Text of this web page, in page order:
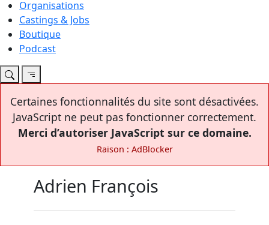
Organisations
Castings & Jobs
Boutique
Podcast
Certaines fonctionnalités du site sont désactivées.
JavaScript ne peut pas fonctionner correctement.
Merci d’autoriser JavaScript sur ce domaine.
Raison : AdBlocker
Adrien François